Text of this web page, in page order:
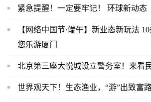
紧急提醒！一定要牢记！ 环球新动态
【网络中国节·端午】新业态新玩法
您乐游厦门
北京第三座大悦城设立警务室！来看
世界观天下！生态渔业，“游”出致富